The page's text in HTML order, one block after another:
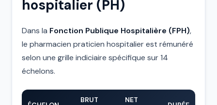
hospitalier (PH)
Dans la Fonction Publique Hospitalière (FPH),
le pharmacien praticien hospitalier est rémunéré
selon une grille indiciaire spécifique sur 14
échelons.
BRUT
NET